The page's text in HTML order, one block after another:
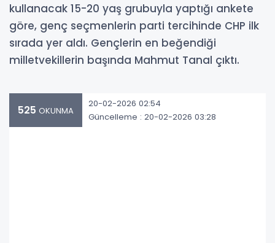
kullanacak 15-20 yaş grubuyla yaptığı ankete
göre, genç seçmenlerin parti tercihinde CHP ilk
sırada yer aldı. Gençlerin en beğendiği
milletvekillerin başında Mahmut Tanal çıktı.
525 OKUNMA
20-02-2026 02:54
Güncelleme : 20-02-2026 03:28